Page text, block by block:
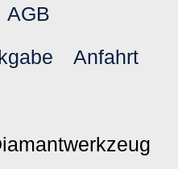
AGB
Anfahrt